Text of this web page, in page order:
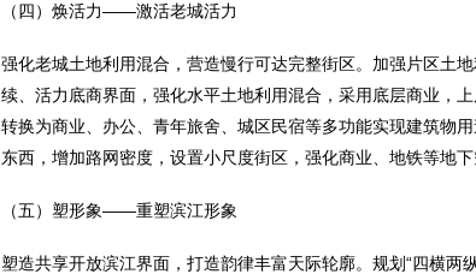
（四）焕活力——激活老城活力
强化老城土地利用混合，营造慢行可达完整街区。加强片区土
续、活力底商界面，强化水平土地利用混合，采用底层商业，
转换为商业、办公、青年旅舍、城区民宿等多功能实现建筑物
东西，增加路网密度，设置小尺度街区，强化商业、地铁等地
（五）塑形象——重塑滨江形象
塑造共享开放滨江界面，打造韵律丰富天际轮廓。规划“四横两